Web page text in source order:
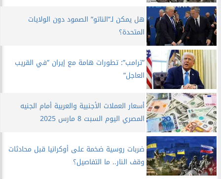
هل يمكن لـ”الناتو” الصمود دون الولايات
المتحدة؟
”ترامب”: تطورات هامة مع إيران ”في القريب
العاجل”
أسعار العملات الأجنبية والعربية أمام الجنيه
المصري اليوم السبت 8 مارس 2025
ضربات روسية ضخمة على أوكرانيا قبل محادثات
وقف النار.. ما التفاصيل؟